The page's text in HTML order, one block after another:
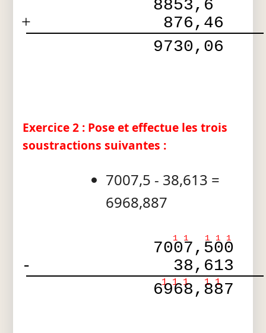
8853,6
+
876,46
9730,06
Exercice 2 : Pose et effectue les trois
soustractions suivantes :
7007,5 - 38,613 =
6968,887
1 1 1 1 1
7007,500
-
38,613
1 1 1 1 1
6968,887